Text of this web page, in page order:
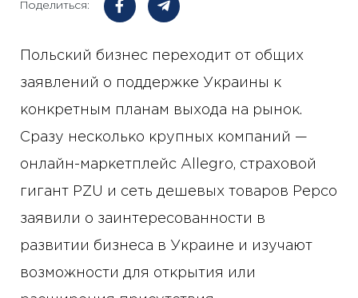
Поделиться:
Польский бизнес переходит от общих
заявлений о поддержке Украины к
конкретным планам выхода на рынок.
Сразу несколько крупных компаний —
онлайн-маркетплейс Allegro, страховой
гигант PZU и сеть дешевых товаров Pepco
заявили о заинтересованности в
развитии бизнеса в Украине и изучают
возможности для открытия или